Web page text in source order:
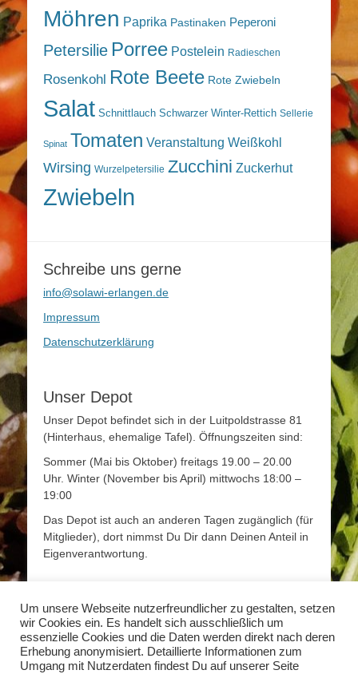
Möhren Paprika Pastinaken Peperoni
Petersilie Porree Postelein Radieschen
Rosenkohl Rote Beete Rote Zwiebeln
Salat Schnittlauch Schwarzer Winter-Rettich Sellerie
Spinat Tomaten Veranstaltung Weißkohl
Wirsing Wurzelpetersilie Zucchini Zuckerhut
Zwiebeln
Schreibe uns gerne
info@solawi-erlangen.de
Impressum
Datenschutzerklärung
Unser Depot
Unser Depot befindet sich in der Luitpoldstrasse 81
(Hinterhaus, ehemalige Tafel). Öffnungszeiten sind:
Sommer (Mai bis Oktober) freitags 19.00 – 20.00
Uhr. Winter (November bis April) mittwochs 18:00 –
19:00
Das Depot ist auch an anderen Tagen zugänglich (für
Mitglieder), dort nimmst Du Dir dann Deinen Anteil in
Eigenverantwortung.
Mehr Infos
Mehr Informationen zum Thema Solidarische
Landwirtschaft findet Ihr unterwww.solidarische-
landwirtschaft.org
Um unsere Webseite nutzerfreundlicher zu gestalten, setzen
wir Cookies ein. Es handelt sich ausschließlich um
essenzielle Cookies und die Daten werden direkt nach deren
Erhebung anonymisiert. Detaillierte Informationen zum
Umgang mit Nutzerdaten findest Du auf unserer Seite